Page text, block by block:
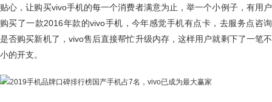
贴心，让购买vivo手机的每一个消费者满意为止，举一个小例子，有用户
购买了一款2016年款的vivo手机，今年感觉手机有点卡，去服务点咨询
是否购买新机了，vivo售后直接帮忙升级内存，这样用户就剩下了一笔不
小的开支。